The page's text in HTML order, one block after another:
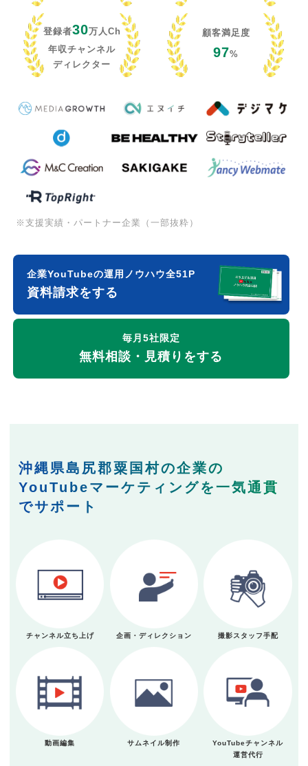
登録者30万人Ch
年収チャンネル
ディレクター
顧客満足度
97%
※支援実績・パートナー企業（一部抜粋）
企業YouTubeの運用ノウハウ全51P
資料請求をする
毎月5社限定
無料相談・見積りをする
沖縄県島尻郡粟国村の企業の
YouTubeマーケティングを一気通貫
でサポート
チャンネル立ち上げ 企画・ディレクション 撮影スタッフ手配
動画編集 サムネイル制作
YouTubeチャンネル
運営代行